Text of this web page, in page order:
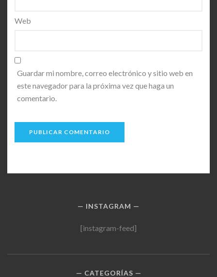
Web
Guardar mi nombre, correo electrónico y sitio web en
este navegador para la próxima vez que haga un
comentario.
INSTAGRAM
[instagram-feed]
CATEGORÍAS